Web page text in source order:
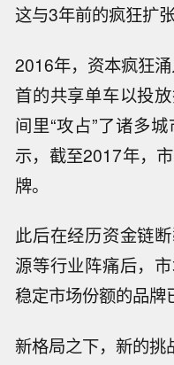
这与3年前的疯狂扩
2016年，资本疯狂
首的共享单车以投
间里“攻占”了诸多
示，截至2017年，
牌。
此后在经历资金链
源等行业阵痛后，
稳定市场份额的品牌
新格局之下，新的挑